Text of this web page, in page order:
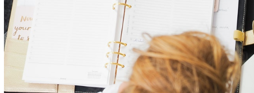
Follow Me